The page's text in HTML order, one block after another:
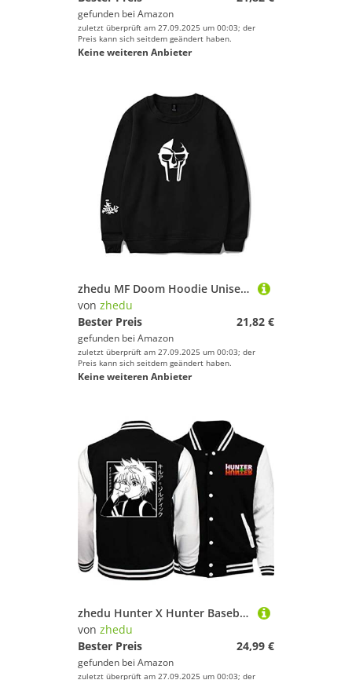
gefunden bei Amazon
zuletzt überprüft am 27.09.2025 um 00:03; der
Preis kann sich seitdem geändert haben.
Keine weiteren Anbieter
zhedu MF Doom Hoodie Unisex Trainingsanzug Damen/Herren Oberbekleidung Harajuku Streetwear Rapper Mode Kleidung Übergröße (XXL,Color 1)
von zhedu
Bester Preis
21,82 €
gefunden bei Amazon
zuletzt überprüft am 27.09.2025 um 00:03; der
Preis kann sich seitdem geändert haben.
Keine weiteren Anbieter
zhedu Hunter X Hunter Baseballuniform Hoodie Japan Anime Trainingsanzug Herren Bomberjacke Winter Streetwear Harajuku (3XL,Color 01)
von zhedu
Bester Preis
24,99 €
gefunden bei Amazon
zuletzt überprüft am 27.09.2025 um 00:03; der